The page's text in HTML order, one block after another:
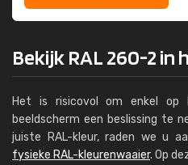
Bekijk RAL 260-2 in
Het is risicovol om enkel op
beeldscherm een beslissing te
juiste RAL-kleur, raden we u
fysieke RAL-kleurenwaaier. Op